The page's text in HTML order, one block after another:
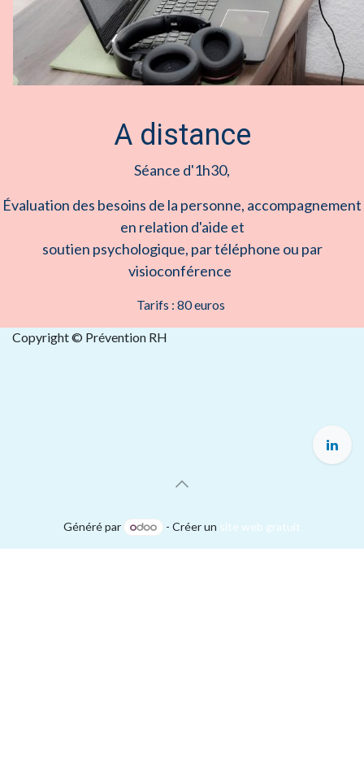
A distance
Séance d'1h30,
Évaluation des besoins de la personne, accompagnement
en relation d'aide et
soutien psychologique, partéléphone ou par
visioconférence
Tarifs : 80 euros
Copyright © Prévention RH
Généré par - Créer un site web gratuit